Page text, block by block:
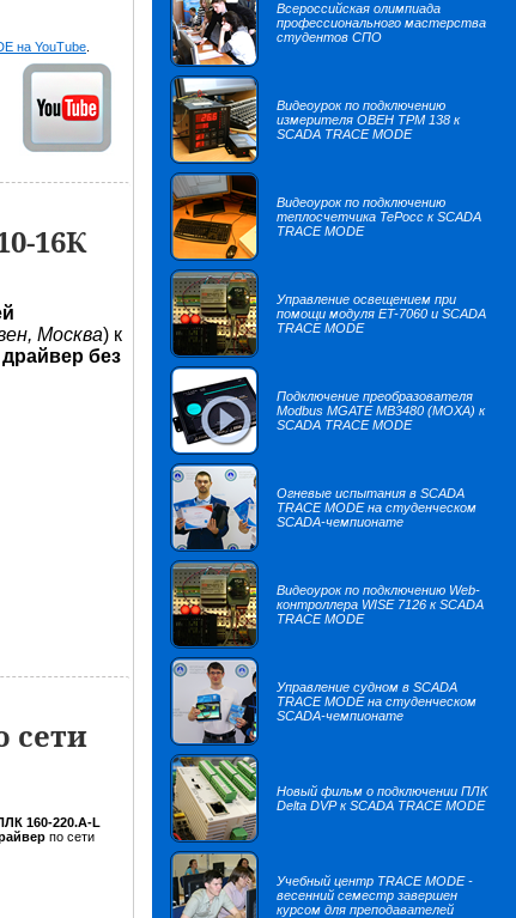
на YouTube
16К
Москва) к
без
сети
160-220.А-L
по сети
Всероссийская олимпиада
профессионального мастерства
студентов СПО
Видеоурок по подключению
измерителя ОВЕН ТРМ 138 к
SCADA TRACE MODE
Видеоурок по подключению
теплосчетчика TePocc к SCADA
TRACE MODE
Управление освещением при
помощи модуля ET-7060 и SCADA
TRACE MODE
Подключение преобразователя
Modbus MGATE MB3480 (MOXA) к
SCADA TRACE MODE
Огневые испытания в SCADA
TRACE MODE на студенческом
SCADA-чемпионате
Видеоурок по подключению Web-
контроллера WISE 7126 к SCADA
TRACE MODE
Управление судном в SCADA
TRACE MODE на студенческом
SCADA-чемпионате
Новый фильм о подключении ПЛК
Delta DVP к SCADA TRACE MODE
Учебный центр TRACE MODE -
весенний семестр завершен
курсом для преподавателей